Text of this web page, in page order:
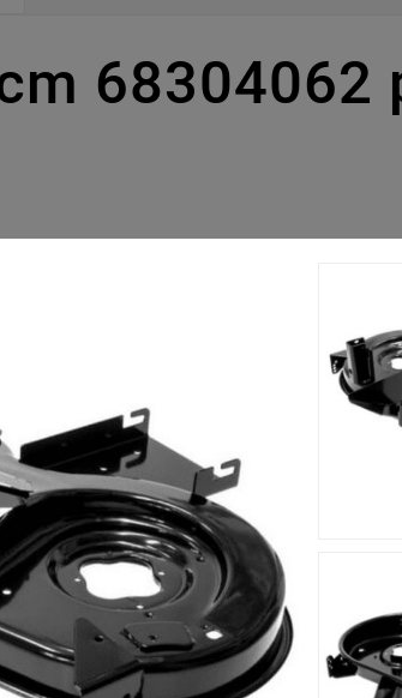
68304062
tondeuse HE 5150 (2006).Votre
Accessoires
Nouveau